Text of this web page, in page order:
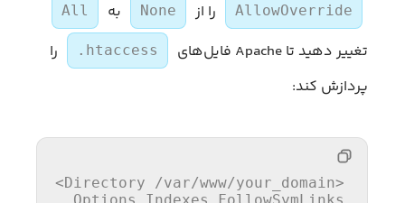
AllowOverride را از None به All
تغییر دهید تا Apache فایل‌های .htaccess
را
پردازش کند:
<Directory /var/www/your_domain>